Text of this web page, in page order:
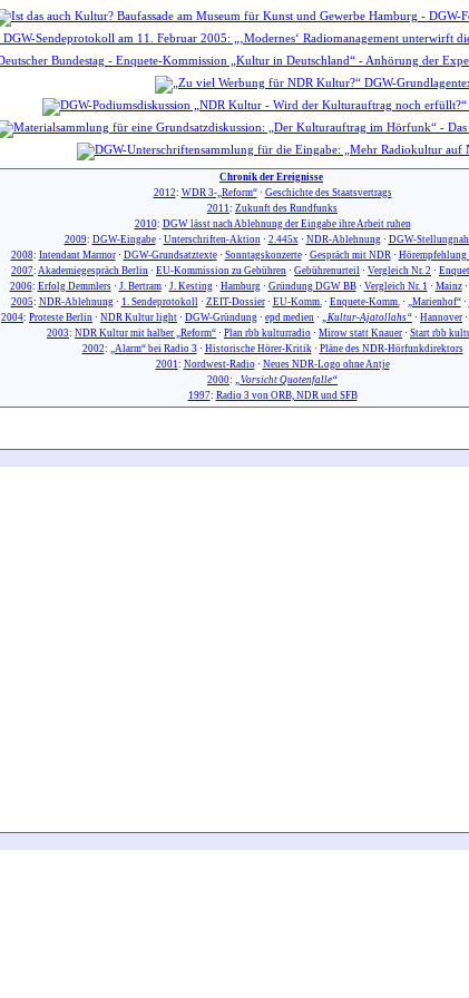
Chronik der Ereignisse
2012: WDR 3-„Reform“· Geschichte des Staatsvertrags
2011: Zukunft des Rundfunks
2010: DGW lässt nach Ablehnung der Eingabe ihre Arbeit ruhen
2009: DGW-Eingabe· Unterschriften-Aktion· 2.445x· NDR-Ablehnung· DGW-
2008: Intendant Marmor· DGW-Grundsatztexte· Sonntagskonzerte· Gespräch mit NDR·
2007: Akademiegespräch Berlin · EU-Kommission zu Gebühren · Gebührenurteil · Vergleich Nr. 2 ·
2006: Erfolg Demmlers· J. Bertram· J. Kesting· Hamburg· Gründung DGW BB· Vergleich Nr. 1 · Mainz·
2005: NDR-Ablehnung· 1. Sendeprotokoll· ZEIT-Dossier· EU-Komm.· Enquete-Komm.· „Marienhof“·
2004: Proteste Berlin · NDR Kultur light · DGW-Gründung · epd medien · „Kultur-Ajatollahs“ · Hannover ·
2003: NDR Kultur mit halber „Reform“ · Plan rbb kulturradio · Mirow statt Knauer · Start rbb
2002: „Alarm“ bei Radio 3 · Historische Hörer-Kritik· Pläne des NDR-Hörfunkdirektors
2001: Nordwest-Radio· Neues NDR-Logo ohne Antje
2000: „Vorsicht Quotenfalle“
1997: Radio 3 von ORB, NDR und SFB